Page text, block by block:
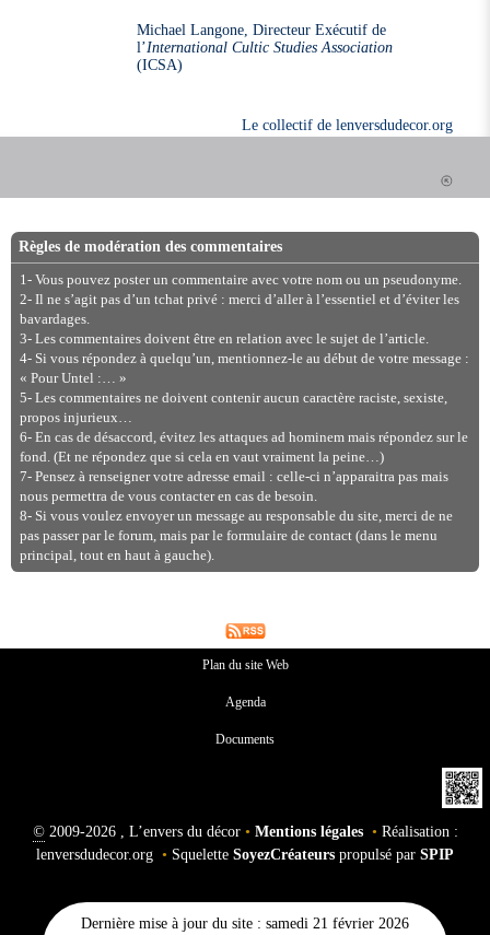
Michael Langone, Directeur Exécutif de
l’International Cultic Studies Association
(ICSA)
Le collectif de lenversdudecor.org
Règles de modération des commentaires
1- Vous pouvez poster un commentaire avec votre nom ou un pseudonyme.
2- Il ne s’agit pas d’un tchat privé : merci d’aller à l’essentiel et d’éviter les
bavardages.
3- Les commentaires doivent être en relation avec le sujet de l’article.
4- Si vous répondez à quelqu’un, mentionnez-le au début de votre message :
« Pour Untel :… »
5- Les commentaires ne doivent contenir aucun caractère raciste, sexiste,
propos injurieux…
6- En cas de désaccord, évitez les attaques ad hominem mais répondez sur le
fond. (Et ne répondez que si cela en vaut vraiment la peine…)
7- Pensez à renseigner votre adresse email : celle-ci n’apparaitra pas mais
nous permettra de vous contacter en cas de besoin.
8- Si vous voulez envoyer un message au responsable du site, merci de ne
pas passer par le forum, mais par le formulaire de contact (dans le menu
principal, tout en haut à gauche).
Plan du site Web
Agenda
Documents
©2009-2026 , L’envers du décor • Mentions légales • Réalisation :
lenversdudecor.org • Squelette SoyezCréateurs propulsé par SPIP
Dernière mise à jour du site : samedi 21 février 2026